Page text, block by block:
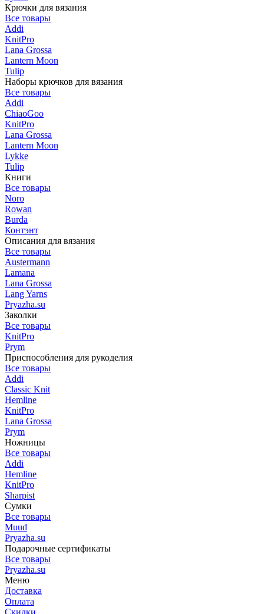
Крючки для вязания
Все товары
Addi
KnitPro
Lana Grossa
Lantern Moon
Tulip
Наборы крючков для вязания
Все товары
Addi
ChiaoGoo
KnitPro
Lana Grossa
Lantern Moon
Lykke
Tulip
Книги
Все товары
Noro
Rowan
Burda
Контэнт
Описания для вязания
Все товары
Austermann
Lamana
Lana Grossa
Lang Yarns
Pryazha.su
Заколки
Все товары
KnitPro
Prym
Приспособления для рукоделия
Все товары
Addi
Classic Knit
Hemline
KnitPro
Lana Grossa
Prym
Ножницы
Все товары
Addi
Hemline
KnitPro
Sharpist
Сумки
Все товары
Muud
Pryazha.su
Подарочные сертификаты
Все товары
Pryazha.su
Меню
Доставка
Оплата
Скидки